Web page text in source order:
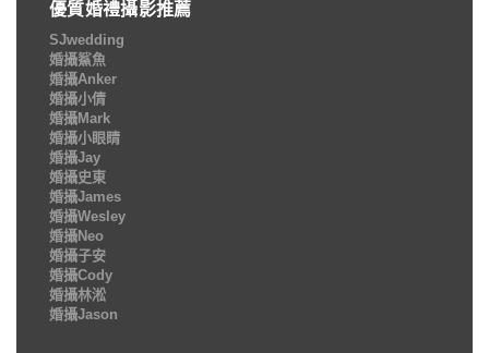
優質婚禮攝影推薦
SJwedding
婚攝鯊魚
婚攝Anker
婚攝小倩
婚攝Mark
婚攝小眼睛
婚攝Jay
婚攝史東
婚攝James
婚攝Wesley
婚攝Neo
婚攝子安
婚攝Cody
婚攝林淞
婚攝Jason